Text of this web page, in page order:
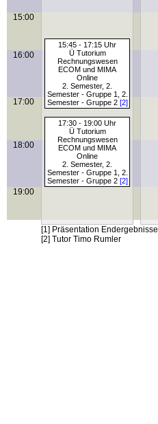
15:00
15:45 - 17:15 Uhr
Ü Tutorium
Rechnungswesen
ECOM und MIMA
Online
2. Semester, 2.
Semester - Gruppe 1, 2.
Semester - Gruppe 2[2]
16:00
17:00
17:30 - 19:00 Uhr
Ü Tutorium
Rechnungswesen
ECOM und MIMA
Online
2. Semester, 2.
Semester - Gruppe 1, 2.
Semester - Gruppe 2[2]
18:00
19:00
[1] Präsentation Endergebnisse
[2] Tutor Timo Rumler